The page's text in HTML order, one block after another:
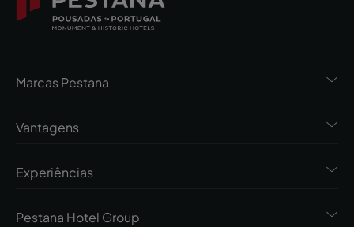
Marcas Pestana
Vantagens
Experiências
Pestana Hotel Group